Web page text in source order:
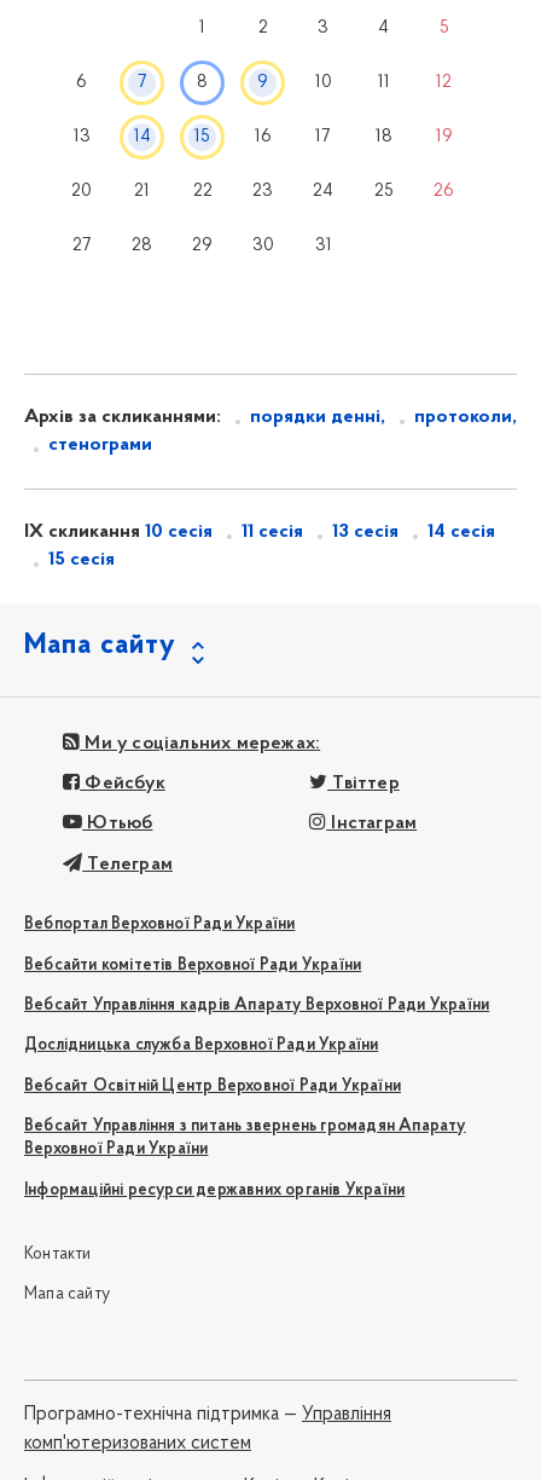
1 2 3 4 5
6 7 8 9 10 11 12
13 14 15 16 17 18 19
20 21 22 23 24 25 26
27 28 29 30 31
Архів за скликаннями: порядки денні,
протоколи,
стенограми
IX скликання 10 сесія 11 сесія 13 сесія
14 сесія
15 сесія
Мапа сайту
Ми у соціальних мережах:
Фейсбук Твіттер
Ютьюб Інстаграм
Телеграм
Вебпортал Верховної Ради України
Вебсайти комітетів Верховної Ради України
Вебсайт Управління кадрів Апарату Верховної Ради України
Дослідницька служба Верховної Ради України
Вебсайт Освітній Центр Верховної Ради України
Вебсайт Управління з питань звернень громадян Апарату
Верховної Ради України
Інформаційні ресурси державних органів України
Контакти
Мапа сайту
Програмно-технічна підтримка — Управління
комп'ютеризованих систем